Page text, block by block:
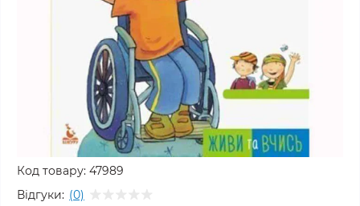
Код товару: 47989
Відгуки: (0)